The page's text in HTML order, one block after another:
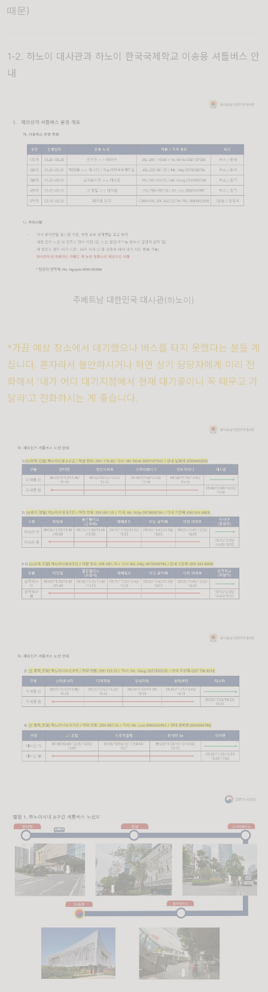
때문)
1-2. 하노이 대사관과 하노이 한국국제학교 이송용 셔틀버스 안
내
주베트남 대한민국 대사관(하노이)
*가끔 예상 장소에서 대기했으나 버스를 타지 못했다는 분들 계
십니다. 혼자라서 불안하시거나 하면 상기 담당자에게 미리 전
화해서 '내가 어디 대기지점에서 현재 대기중이니 꼭 태우고 가
달라'고 전화하시는 게 좋습니다.